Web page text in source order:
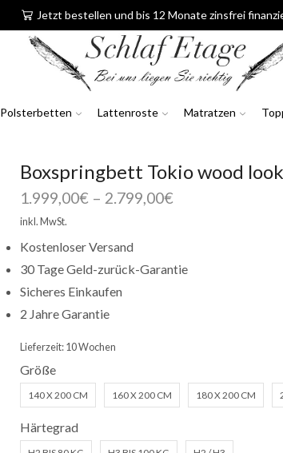
Jetzt bestellen und bis 12 Monate zinsfrei
Polsterbetten Lattenroste Matratzen
Boxspringbett Tokio wood look
1.999,00€ – 2.799,00€
inkl. MwSt.
Kostenloser Versand
30 Tage Geld-zurück-Garantie
Sicheres Einkaufen
2 Jahre Garantie
Lieferzeit: 10 Wochen
Größe
140 X 200 CM 160 X 200 CM 180 X 200 CM
Härtegrad